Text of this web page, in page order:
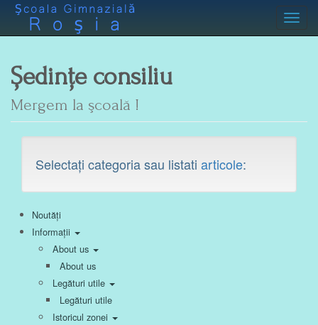
Ședințe consiliu
Mergem la şcoală !
Selectați categoria sau listati articole:
Noutăți
Informații
About us
About us
Legături utile
Legături utile
Istoricul zonei